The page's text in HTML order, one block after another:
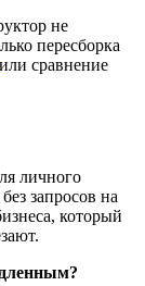
не
пересборка
или сравнение
личного
запросов на
который